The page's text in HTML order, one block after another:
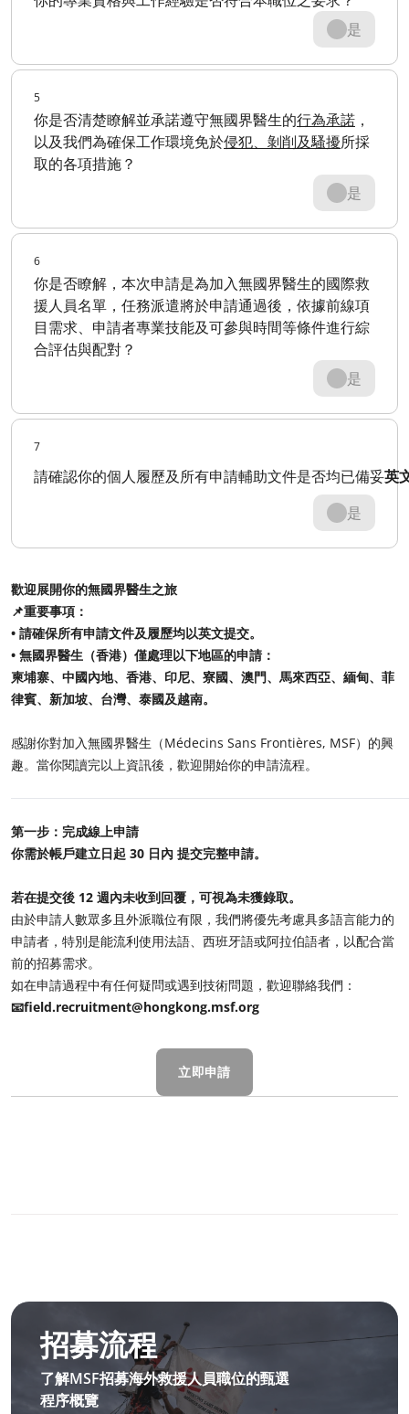
是
5
你是否清楚瞭解並承諾遵守無國界醫生的行為承諾 ，
以及我們為確保工作環境免於侵犯、剝削及騷擾所採
取的各項措施？
是
6
你是否瞭解，本次申請是為加入無國界醫生的國際救
援人員名單，任務派遣將於申請通過後，依據前線項
目需求、申請者專業技能及可參與時間等條件進行綜
合評估與配對？
是
7
請確認你的個人履歷及所有申請輔助文件是否均已備妥英
是
歡迎展開你的無國界醫生之旅
📌重要事項：
• 請確保所有申請文件及履歷均以英文提交。
• 無國界醫生（香港）僅處理以下地區的申請：
柬埔寨、中國內地、香港、印尼、寮國、澳門、馬來西亞、緬甸、菲
律賓、新加坡、台灣、泰國及越南。
感謝你對加入無國界醫生（Médecins Sans Frontières, MSF）的興
趣。當你閱讀完以上資訊後，歡迎開始你的申請流程。
第一步：完成線上申請
你需於帳戶建立日起 30 日內 提交完整申請。
若在提交後 12 週內未收到回覆，可視為未獲錄取。
由於申請人數眾多且外派職位有限，我們將優先考慮具多語言能力的
申請者，特別是能流利使用法語、西班牙語或阿拉伯語者，以配合當
前的招募需求。
如在申請過程中有任何疑問或遇到技術問題，歡迎聯絡我們：
📧field.recruitment@hongkong.msf.org
立即申請
招募流程
了解MSF招募海外救援人員職位的甄選
程序概覽
MSF 前線招募流程